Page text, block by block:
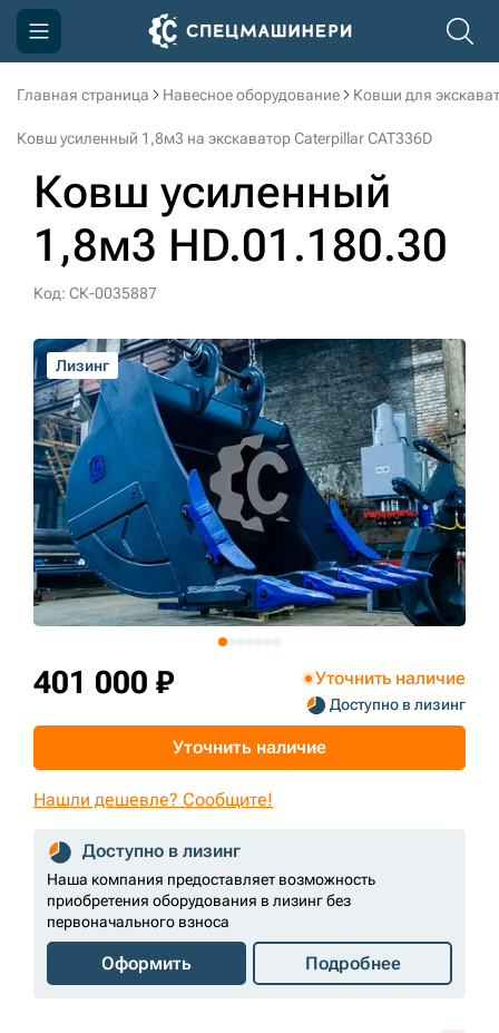
Главная страница Навесное оборудование Ковши для
Ковш усиленный 1,8м3 на экскаватор Caterpillar CAT336D
Ковш усиленный
1,8м3 HD.01.180.30
Код: СК-0035887
Лизинг
Лизинг
Лизинг
Лизинг
Лизинг
Лизинг
Лизинг
401 000 ₽ Уточнить наличие
Доступно в лизинг
Уточнить наличие
Нашли дешевле? Сообщите!
Доступно в лизинг
Наша компания предоставляет возможность
приобретения оборудования в лизинг без
первоначального взноса
Оформить Подробнее
Компания
Доставка и оплата
Информация
Контакты
3D тур по производству
3D тур по складам
sksale@skdst.ru
+7 (499) 394-50-93